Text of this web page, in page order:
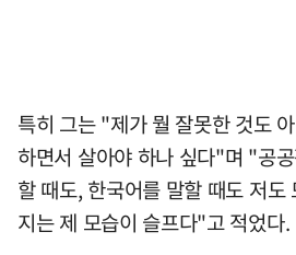
특히 그는 "제가 뭘 잘못한 것도
하면서 살아야 하나 싶다"며 "공
할 때도, 한국어를 말할 때도 저도
지는 제 모습이 슬프다"고 적었다.